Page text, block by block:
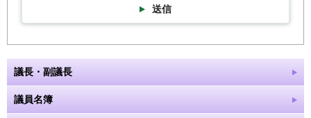
送信
議長・副議長
議員名簿